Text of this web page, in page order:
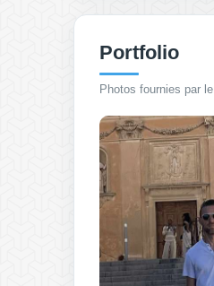
Portfolio
Photos fournies par